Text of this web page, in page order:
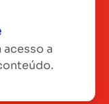
a